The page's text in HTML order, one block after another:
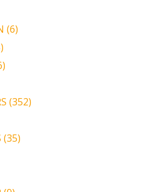
(6)
(352)
(35)